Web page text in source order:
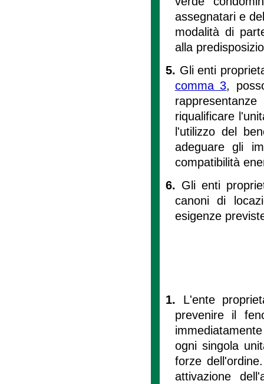
assegnatari e
modalità di
alla
5. Gli enti
comma 3,
riqualificare
l'utilizzo del
adeguare gli
compatibilità
6. Gli enti
canoni di
esigenze
1. L'ente
prevenire il
ogni singola
forze
attivazione